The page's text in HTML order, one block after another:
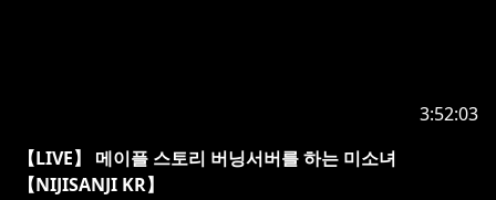
3:52:03
【LIVE】 메이플 스토리 버닝서버를 하는 미소녀
【NIJISANJI KR】